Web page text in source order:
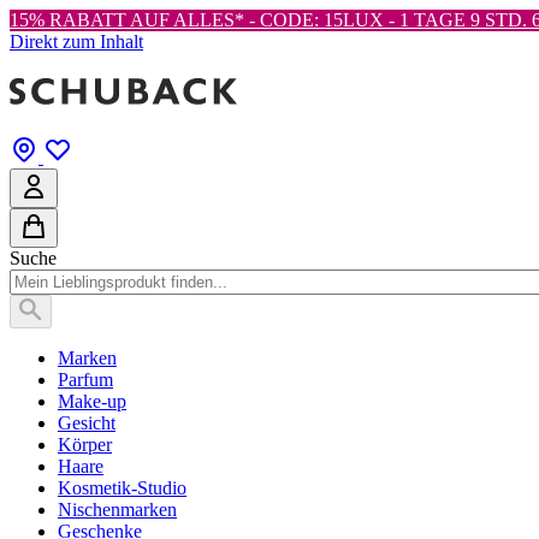
15% RABATT AUF ALLES* - CODE: 15LUX - 1 TAGE 9 STD.
Direkt zum Inhalt
Suche
Marken
Parfum
Make-up
Gesicht
Körper
Haare
Kosmetik-Studio
Nischenmarken
Geschenke